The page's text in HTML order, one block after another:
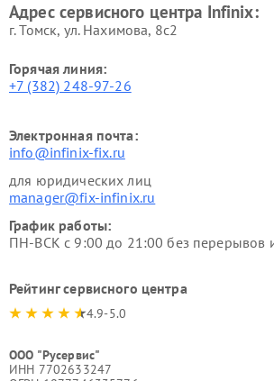
Адрес сервисного центра Infinix:
г. Томск, ул. Нахимова, 8с2
Горячая линия:
+7 (382) 248-97-26
Электронная почта:
info@infinix-fix.ru
для юридических лиц
manager@fix-infinix.ru
График работы:
ПН-ВСК с 9:00 до 21:00 без перерывов
Рейтинг сервисного центра
4.9-5.0
ООО "Русервис"
ИНН 7702633247